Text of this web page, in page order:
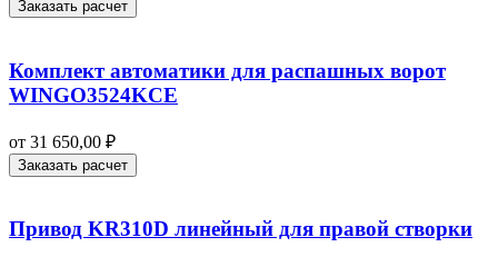
Заказать расчет
Комплект автоматики для распашных ворот
WINGO3524KCE
от 31 650,00 ₽
Заказать расчет
Привод KR310D линейный для правой створки